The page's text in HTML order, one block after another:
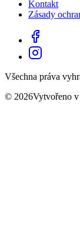
Kontakt
Zásady
Všechna práva
© 2026Vytvořeno v